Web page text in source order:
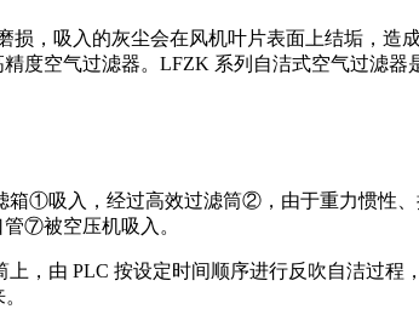
吸入的灰尘会在风机叶片表面上结垢，造
度空气过滤器。LFZK 系列自洁式空气过滤
①吸入，经过高效过滤筒②，由于重力惯性
⑦被空压机吸入。
，由 PLC 按设定时间顺序进行反吹自洁过程